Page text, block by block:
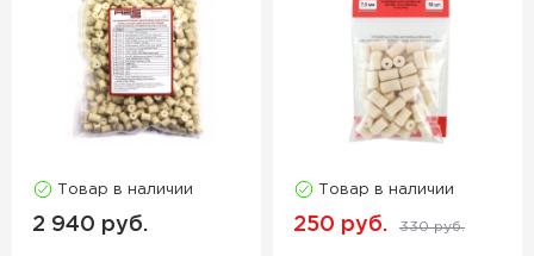
Товар в наличии
2 940 руб.
Товар в наличии
250 руб. 330 руб.